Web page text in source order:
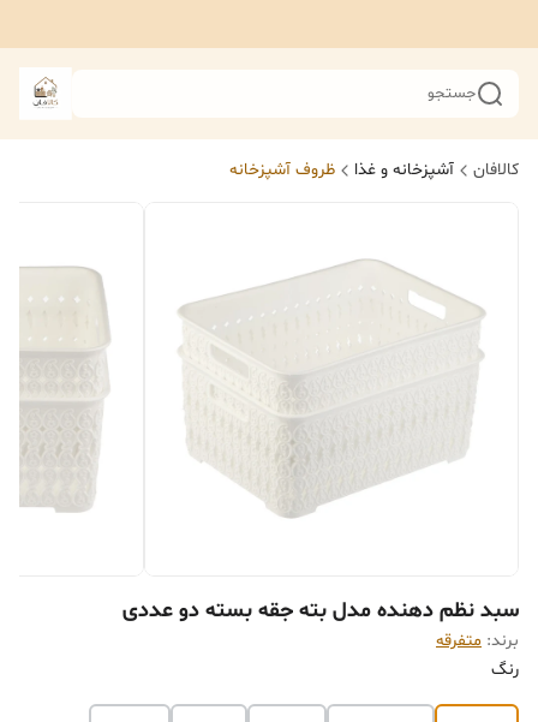
جستجو
کالافان آشپزخانه و غذا ظروف آشپزخانه
سبد نظم دهنده مدل بته جقه بسته دو عددی
برند: متفرقه
رنگ